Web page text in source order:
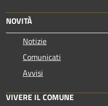
NOVITÀ
Notizie
Comunicati
Avvisi
VIVERE IL COMUNE